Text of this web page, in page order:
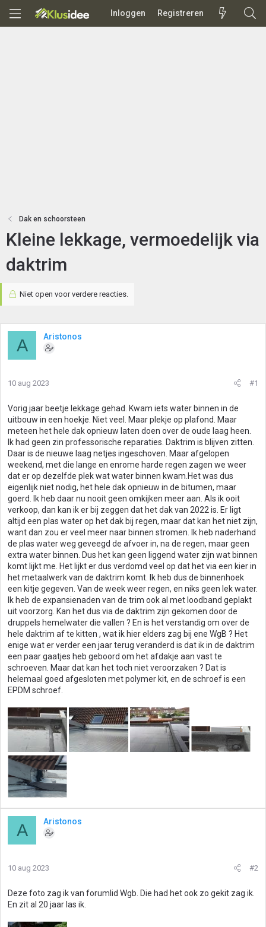
Inloggen Registreren
Dak en schoorsteen
Kleine lekkage, vermoedelijk via
daktrim
Niet open voor verdere reacties.
A Aristonos
10 aug 2023 #1
Vorig jaar beetje lekkage gehad. Kwam iets water binnen in de
uitbouw in een hoekje. Niet veel. Maar plekje op plafond. Maar
meteen het hele dak opnieuw laten doen over de oude laag heen.
Ik had geen zin professorische reparaties. Daktrim is blijven zitten.
Daar is de nieuwe laag netjes ingeschoven. Maar afgelopen
weekend, met die lange en enrome harde regen zagen we weer
dat er op dezelfde plek wat water binnen kwam.Het was dus
eigenlijk niet nodig, het hele dak opnieuw in de bitumen, maar
goerd. Ik heb daar nu nooit geen omkijken meer aan. Als ik ooit
verkoop, dan kan ik er bij zeggen dat het dak van 2022 is. Er ligt
altijd een plas water op het dak bij regen, maar dat kan het niet zijn,
want dan zou er veel meer naar binnen stromen. Ik heb naderhand
de plas water weg geveegd de afvoer in, na de regen, maar geen
extra water binnen. Dus het kan geen liggend water zijn wat binnen
komt lijkt me. Het lijkt er dus verdomd veel op dat het via een kier in
het metaalwerk van de daktrim komt. Ik heb dus de binnenhoek
een kitje gegeven. Van de week weer regen, en niks geen lek water.
Ik heb de expansienaden van de trim ook al met loodband geplakt
uit voorzorg. Kan het dus via de daktrim zijn gekomen door de
druppels hemelwater die vallen ? En is het verstandig om over de
hele daktrim af te kitten , wat ik hier elders zag bij ene WgB ? Het
enige wat er verder een jaar terug veranderd is dat ik in de daktrim
een paar gaatjes heb geboord om het afdakje aan vast te
schroeven. Maar dat kan het toch niet veroorzaken ? Dat is
helemaal goed afgesloten met polymer kit, en de schroef is een
EPDM schroef.
A Aristonos
10 aug 2023 #2
Deze foto zag ik van forumlid Wgb. Die had het ook zo gekit zag ik.
En zit al 20 jaar las ik.